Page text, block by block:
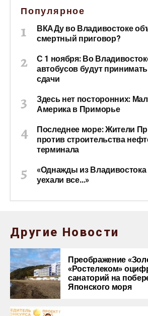
Популярное
ВКАДу во Владивостоке
смертный приговор?
С 1 ноября: Во
автобусов будут
сдачи
Здесь нет посторонних:
Америка в Приморье
Последнее море: Жители
против строительства
терминала
«Однажды из Владивостока
уехали все…»
Другие Новости
Преображение
«Ростелеком»
санаторий на
Японского моря